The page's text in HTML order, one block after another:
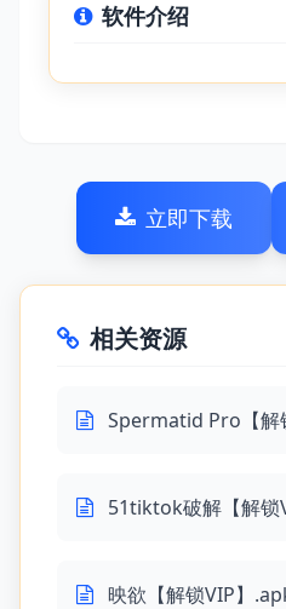
软件介绍
立即下载
相关资源
Spermatid Pro【解
51tiktok破解【解锁
映欲【解锁VIP】